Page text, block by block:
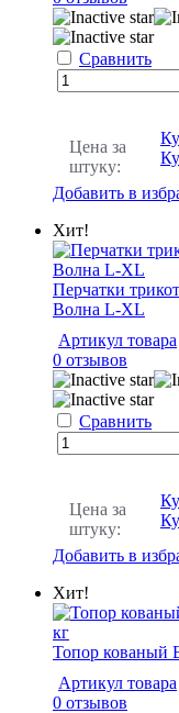
Сравнить
Цена за
штуку:
Добавить в
Хит!
Перчатки
Волна L-XL
Артикул товара
0 отзывов
Сравнить
Цена за
штуку:
Добавить в
Хит!
Топор кованый
Артикул товара
0 отзывов